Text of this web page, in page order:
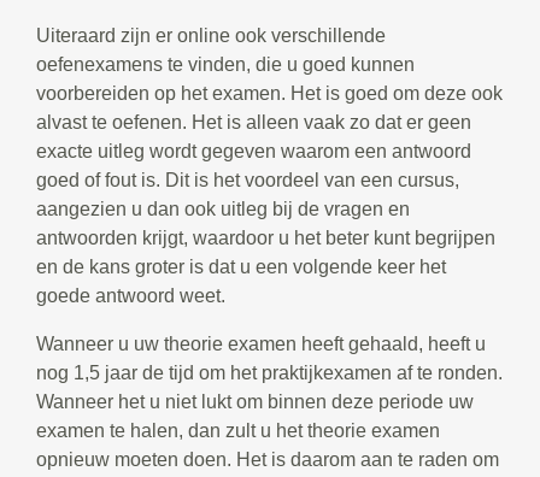
Uiteraard zijn er online ook verschillende
oefenexamens te vinden, die u goed kunnen
voorbereiden op het examen. Het is goed om deze ook
alvast te oefenen. Het is alleen vaak zo dat er geen
exacte uitleg wordt gegeven waarom een antwoord
goed of fout is. Dit is het voordeel van een cursus,
aangezien u dan ook uitleg bij de vragen en
antwoorden krijgt, waardoor u het beter kunt begrijpen
en de kans groter is dat u een volgende keer het
goede antwoord weet.
Wanneer u uw theorie examen heeft gehaald, heeft u
nog 1,5 jaar de tijd om het praktijkexamen af te ronden.
Wanneer het u niet lukt om binnen deze periode uw
examen te halen, dan zult u het theorie examen
opnieuw moeten doen. Het is daarom aan te raden om